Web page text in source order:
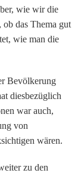
wie wir die
das Thema gut
wie man die
Bevölkerung
diesbezüglich
war auch,
von
wären.
zu den